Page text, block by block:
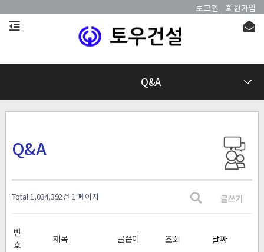
로그인 회원가입
Q&A
Q&A
Total 1,034,392건 1 페이지 글쓰기
번
호
제목 글쓴이 조회 날짜